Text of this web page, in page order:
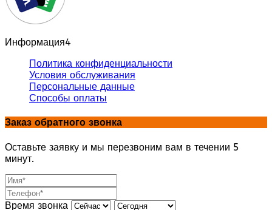
Информация4
Политика конфиденциальности
Условия обслуживания
Персональные данные
Способы оплаты
Заказ обратного звонка
Оставьте заявку и мы перезвоним вам в течении 5
минут.
Время звонка